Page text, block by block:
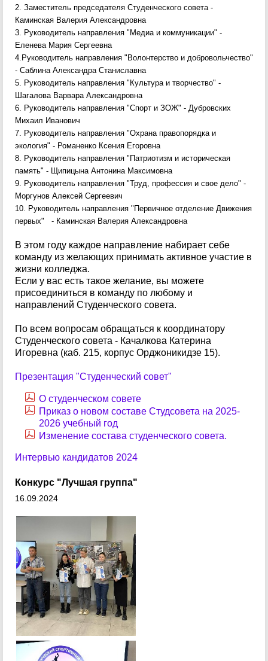
2. Заместитель председателя Студенческого совета -
Каминская Валерия Александровна
3. Руководитель направления "Медиа и коммуникации" -
Еленева Мария Сергеевна
4.Руководитель направления "Волонтерство и добровольчество"
- Саблина Александра Станиславна
5. Руководитель направления "Культура и творчество" -
Шагалова Варвара Александровна
6. Руководитель направления "Спорт и ЗОЖ" - Дубровских
Михаил Иванович
7. Руководитель направления "Охрана правопорядка и
экология" - Романенко Ксения Егоровна
8. Руководитель направления "Патриотизм и историческая
память" - Щипицына Антонина Максимовна
9. Руководитель направления "Труд, профессия и свое дело" -
Моргунов Алексей Сергеевич
10. Руководитель направления "Первичное отделение Движения
первых" - Каминская Валерия Александровна
В этом году каждое направление набирает себе
команду из желающих принимать активное участие в
жизни колледжа.
Если у вас есть такое желание, вы можете
присоединиться в команду по любому и
направлений Студенческого совета.
По всем вопросам обращаться к координатору
Студенческого совета - Качалкова Катерина
Игоревна (каб. 215, корпус Орджоникидзе 15).
Презентация "Студенческий совет"
О студенческом совете
Приказ о новом составе Студсовета на 2025-
2026 учебный год
Изменение состава студенческого совета.
Интервью кандидатов 2024
Конкурс "Лучшая группа"
16.09.2024